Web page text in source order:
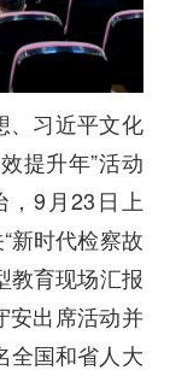
习近平文化
提升年”活动
9月23日上
新时代检察故
育现场汇报
安出席活动并
全国和省人大